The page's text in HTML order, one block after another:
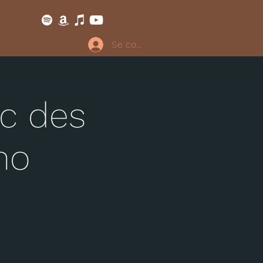
Se connecter
des